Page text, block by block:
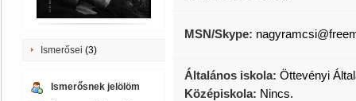
Ismerősei (3)
Ismerősnek jelölöm
MSN/Skype:
Általános iskola: Öttevényi
Középiskola: Nincs.